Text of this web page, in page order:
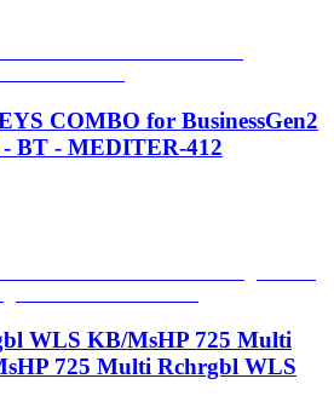
COMBO for BusinessGen2
BT - MEDITER-412
WLS KB/MsHP 725 Multi
725 Multi Rchrgbl WLS